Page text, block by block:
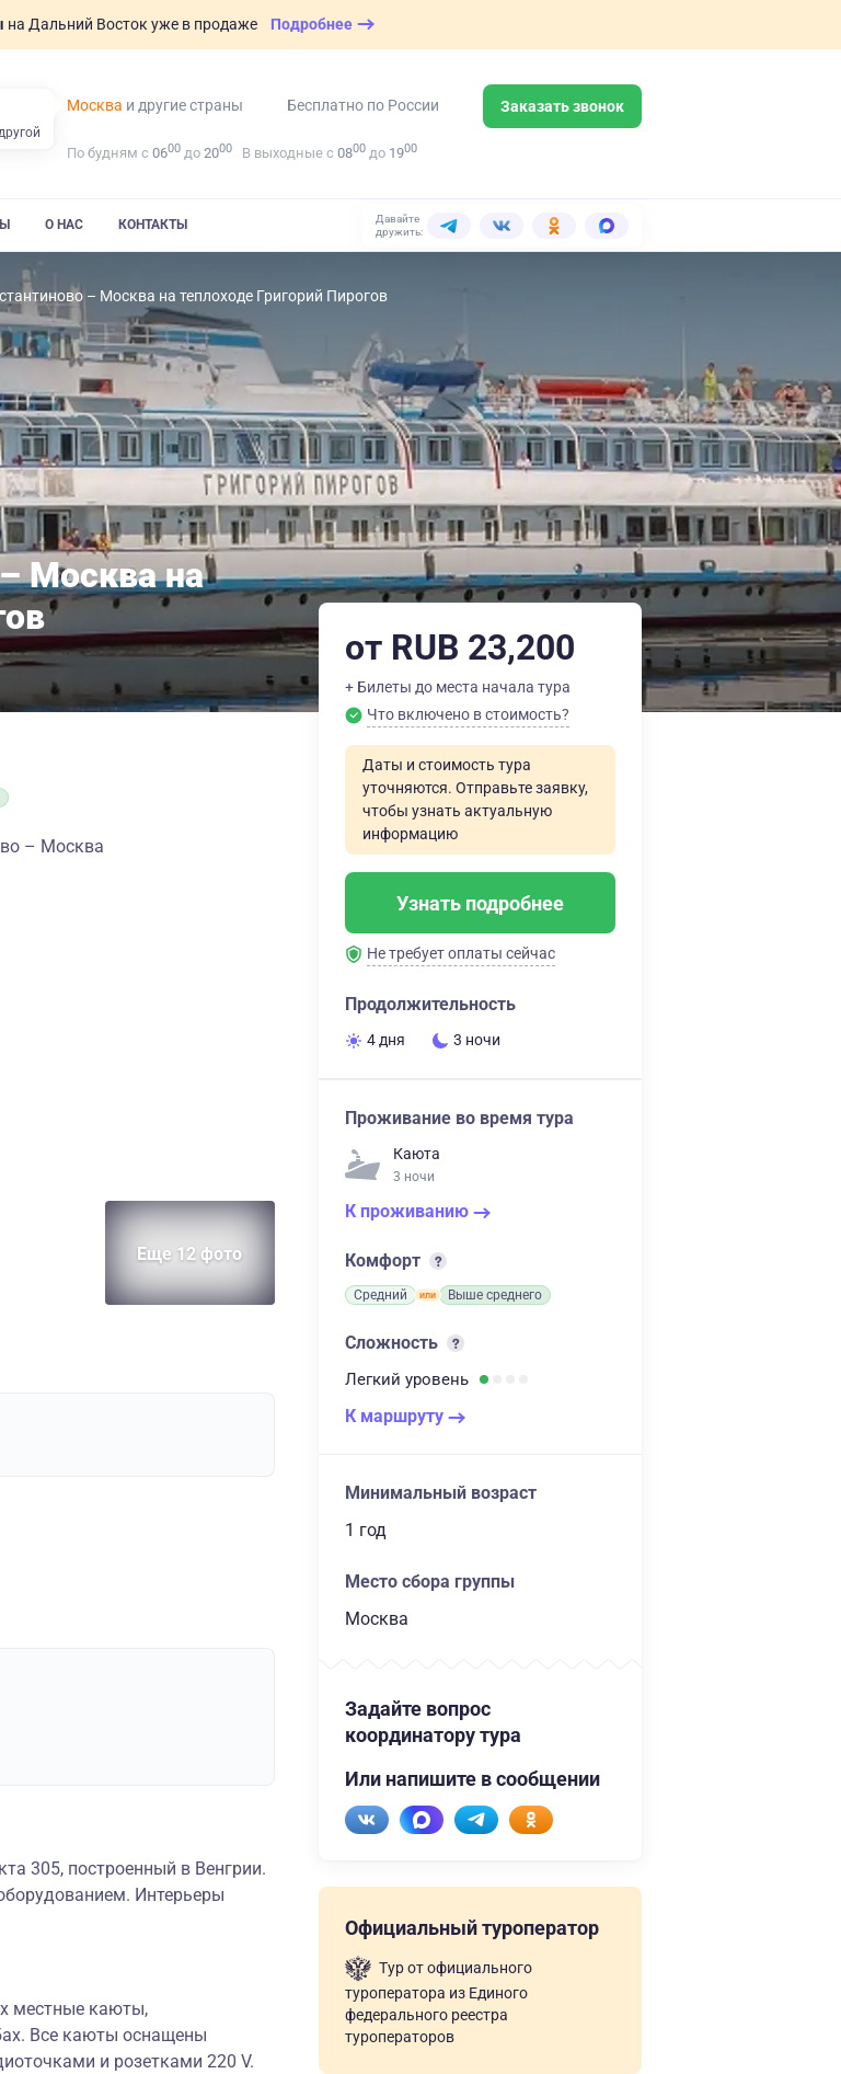
на Дальний Восток уже в продаже Подробнее
Москва и другие страны Бесплатно по России Заказать звонок
По будням с 0600 до 2000 В выходные с 0800 до 1900
О НАС КОНТАКТЫ
Давайте
дружить:
– Москва на теплоходе Григорий Пирогов
Москва на
– Москва
Еще 12 фото
305, построенный в Венгрии.
Интерьеры
местные каюты,
Все каюты оснащены
и розетками 220 V.
от RUB 23,200
+ Билеты до места начала тура
Что включено в стоимость?
Даты и стоимость тура
уточняются. Отправьте заявку,
чтобы узнать актуальную
информацию
Узнать подробнее
Не требует оплаты сейчас
Продолжительность
4 дня 3 ночи
Проживание во время тура
Каюта
3 ночи
К проживанию
Комфорт
Средний Выше среднего
Сложность
Легкий уровень
К маршруту
Минимальный возраст
1 год
Место сбора группы
Москва
Задайте вопрос
координатору тура
Или напишите в сообщении
Официальный туроператор
Тур от официального
туроператора из Единого
федерального реестра
туроператоров